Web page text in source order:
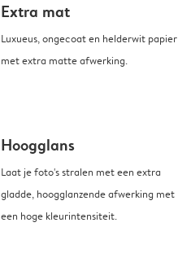
Extra mat
Luxueus, ongecoat en helderwit papier
met extra matte afwerking.
Hoogglans
Laat je foto's stralen met een extra
gladde, hoogglanzende afwerking met
een hoge kleurintensiteit.